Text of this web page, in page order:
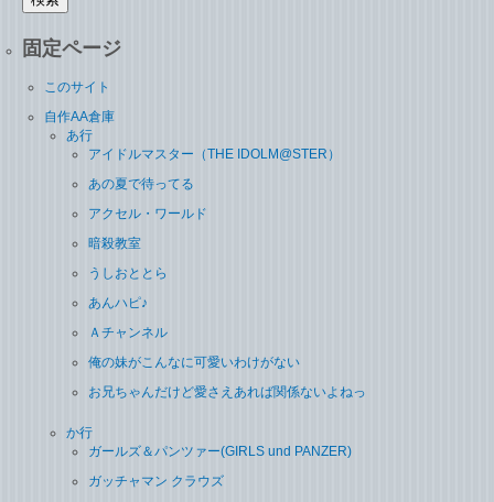
固定ページ
このサイト
自作AA倉庫
あ行
アイドルマスター（THE IDOLM@STER）
あの夏で待ってる
アクセル・ワールド
暗殺教室
うしおととら
あんハピ♪
Ａチャンネル
俺の妹がこんなに可愛いわけがない
お兄ちゃんだけど愛さえあれば関係ないよねっ
か行
ガールズ＆パンツァー(GIRLS und PANZER)
ガッチャマン クラウズ